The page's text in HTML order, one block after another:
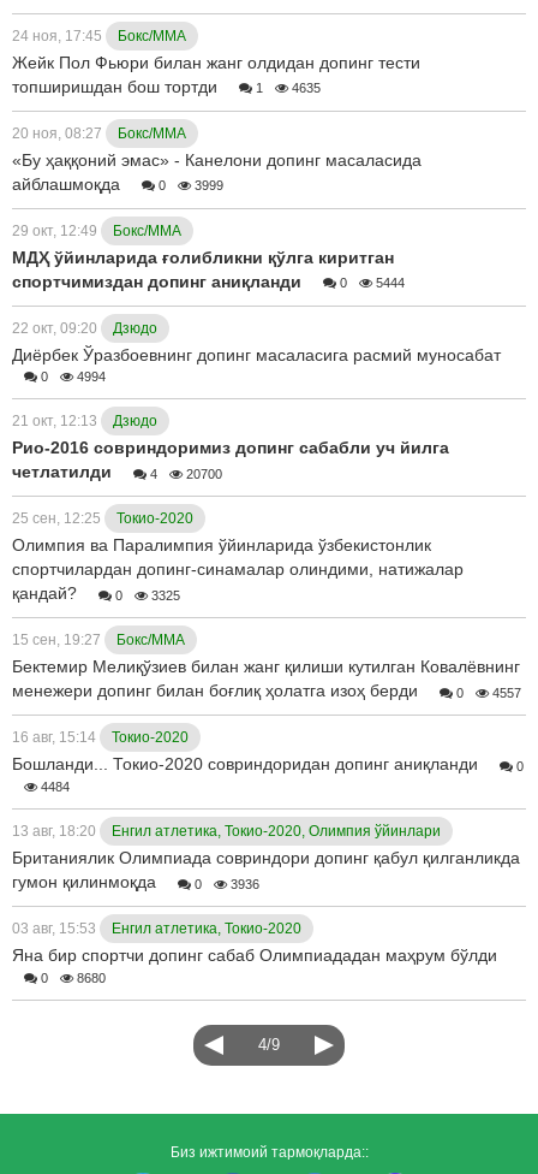
24 ноя, 17:45 Бокс/ММА
Жейк Пол Фьюри билан жанг олдидан допинг тести
топширишдан бош тортди
1 4635
20 ноя, 08:27 Бокс/ММА
«Бу ҳаққоний эмас» - Канелони допинг масаласида
айблашмоқда
0 3999
29 окт, 12:49 Бокс/ММА
МДҲ ўйинларида ғолибликни қўлга киритган
спортчимиздан допинг аниқланди
0 5444
22 окт, 09:20 Дзюдо
Диёрбек Ўразбоевнинг допинг масаласига расмий муносабат
0 4994
21 окт, 12:13 Дзюдо
Рио-2016 совриндоримиз допинг сабабли уч йилга
четлатилди
4 20700
25 сен, 12:25 Токио-2020
Олимпия ва Паралимпия ўйинларида ўзбекистонлик
спортчилардан допинг-синамалар олиндими, натижалар
қандай?
0 3325
15 сен, 19:27 Бокс/ММА
Бектемир Мелиқўзиев билан жанг қилиши кутилган Ковалёвнинг
менежери допинг билан боғлиқ ҳолатга изоҳ берди
0 4557
16 авг, 15:14 Токио-2020
Бошланди... Токио-2020 совриндоридан допинг аниқланди
0
4484
13 авг, 18:20 Енгил атлетика, Токио-2020, Олимпия ўйинлари
Британиялик Олимпиада совриндори допинг қабул қилганликда
гумон қилинмоқда
0 3936
03 авг, 15:53 Енгил атлетика, Токио-2020
Яна бир спортчи допинг сабаб Олимпиададан маҳрум бўлди
0 8680
4/9
Биз ижтимоий тармоқларда::